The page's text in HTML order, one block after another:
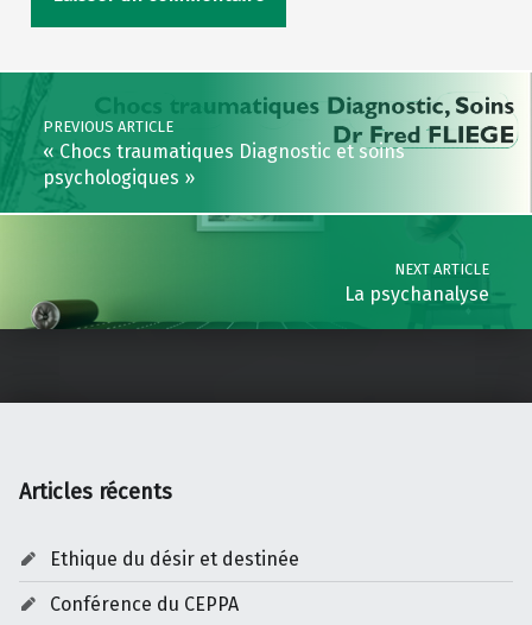
Post navigation
PREVIOUS ARTICLE
« Chocs traumatiques Diagnostic et soins
psychologiques »
NEXT ARTICLE
La psychanalyse
Articles récents
Ethique du désir et destinée
Conférence du CEPPA